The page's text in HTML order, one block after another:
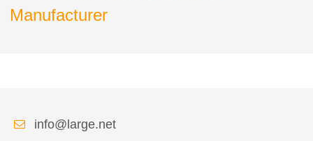
Manufacturer
info@large.net